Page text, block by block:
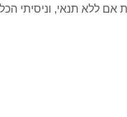
ללא תנאי, וניסיתי